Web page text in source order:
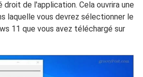
de l'application. Cela ouvrira une
laquelle vous devrez sélectionner le
11 que vous avez téléchargé sur